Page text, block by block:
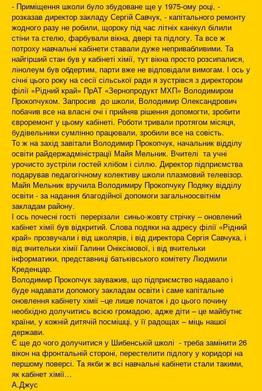
- Приміщення школи було збудоване ще у 1975-ому році, -
розказав директор закладу Сергій Савчук, - капітального ремонту
жодного разу не робили, щороку під час літніх канікул білили
стіни та стелю, фарбували вікна, двері та підлогу. Та все ж
потроху навчальні кабінети ставали дуже непривабливими. Та
найгірший стан був у кабінеті хімії, тут вікна просто розсипалися,
лінолеум був обдертим, парти вже не відповідали вимогам. І ось у
січні цього року на сесії сільської ради я зустрівся з директором
філії «Рідний край» ПрАТ «Зернопродукт МХП» Володимиром
Прокопчуком. Запросив до школи, Володимир Олександрович
побачив все на власні очі і прийняв рішення допомогти, зробити
євроремонт у цьому кабінеті. Роботи тривали протягом місяця,
будівельники сумлінно працювали, зробили все на совість.
То ж на захід завітали Володимир Прокопчук, начальник відділу
освіти райдержадміністрації Майя Мельник. Вчителі та учні
урочисто зустріли гостей хлібом і сіллю. Директор підприємства
подарував педагогічному колективу школи плазмовий телевізор.
Майя Мельник вручила Володимиру Прокопчуку Подяку відділу
освіти - за надання благодійної допомоги загальноосвітнім
закладам району.
І ось почесні гості перерізали синьо-жовту стрічку – оновлений
кабінет хімії був відкритий. Слова подяки на адресу філії «Рідний
край» прозвучали і від школярів, і від директора Сергія Савчука, і
від вчительки хімії Галини Оніксімової, і від вчительки
інформатики, представниці батьківського комітету Людмили
Креденцар.
Володимир Прокопчук зауважив, що підприємство надавало і
буде надавати допомогу закладам освіти і саме капітальне
оновлення кабінету хімії –це лише початок і до цього почину
необхідно долучитись всією громадою, адже діти – це майбутнє
країни, у кожній дитячій посмішці, у її радощах – міць нашої
держави.
Є ще до чого долучитися у Шибенській школі - треба замінити 26
вікон на фронтальній стороні, перестелити підлогу у коридорі на
першому поверсі. Та якби ж всі навчальні кабінети стали такими,
як кабінет хімії…
А.Джус